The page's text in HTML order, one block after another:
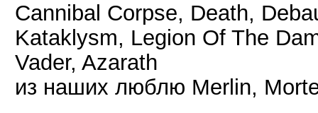
Cannibal Corpse, Death,
Kataklysm, Legion Of The
Vader, Azarath
из наших люблю Merlin,